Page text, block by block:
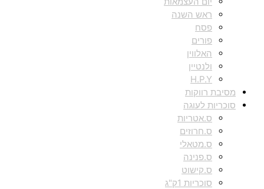
ראש השנה
פסח
פורים
האלווין
ולנטיין
H.P.Y
מסיבת רווקות
סוכריות לעוגה
ס.אטריות
ס.חרוזים
ס.מטאלי
ס.פנינה
ס.קישוט
סוכריות 1ק"ג